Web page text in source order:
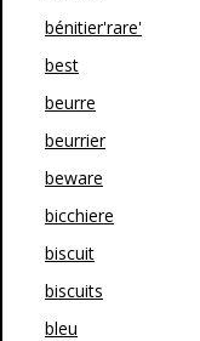
bénitier'rare'
best
beurre
beurrier
beware
bicchiere
biscuit
biscuits
bleu